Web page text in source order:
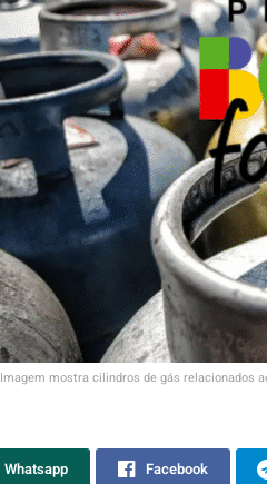
Imagem mostra cilindros de gás relacionados
Whatsapp Facebook